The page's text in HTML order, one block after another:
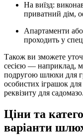
На виїзд:
приватний дім,
Апартаменти або
проходить у
Також ви зможете
сесією — наприклад,
подругою шлюхи для
особистих іграшок
реквізиту для садомазо.
Ціни та
варіанти